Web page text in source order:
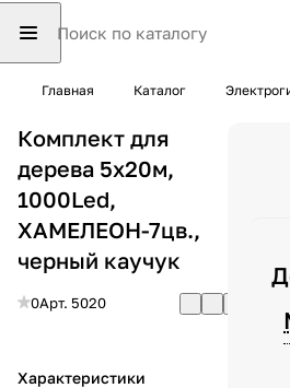
Главная Каталог
Комплект для
дерева 5х20м,
1000Led,
ХАМЕЛЕОН-7цв.,
черный каучук
0Арт. 5020
Характеристики